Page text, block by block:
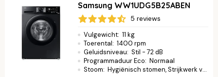
Samsung WW1UDG5B25ABEN
5 reviews
Vulgewicht: 11 kg
Toerental: 1400 rpm
Geluidsniveau: Stil - 72 dB
Programmaduur Eco: Normaal
Stoom: Hygiënisch stomen, Strijkwerk verminderen